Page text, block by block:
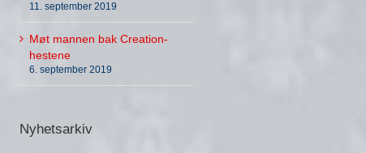
11. september 2019
Møt mannen bak Creation-
hestene
6. september 2019
Nyhetsarkiv